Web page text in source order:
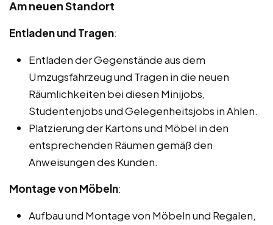
Am neuen Standort
Entladen und Tragen:
Entladen der Gegenstände aus dem
Umzugsfahrzeug und Tragen in die neuen
Räumlichkeiten bei diesen Minijobs,
Studentenjobs und Gelegenheitsjobs in Ahlen.
Platzierung der Kartons und Möbel in den
entsprechenden Räumen gemäß den
Anweisungen des Kunden.
Montage von Möbeln:
Aufbau und Montage von Möbeln und Regalen,